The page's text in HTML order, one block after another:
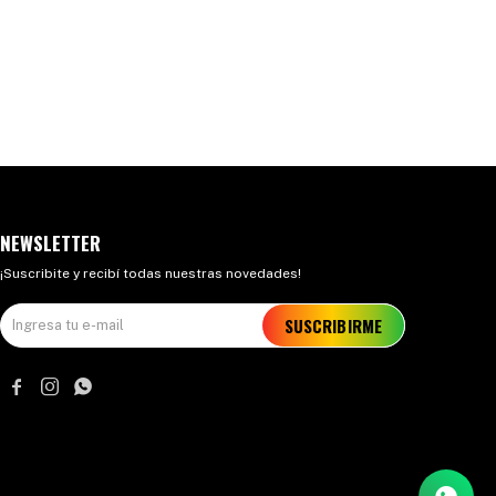
NEWSLETTER
¡Suscribite y recibí todas nuestras novedades!
SUSCRIBIRME
  